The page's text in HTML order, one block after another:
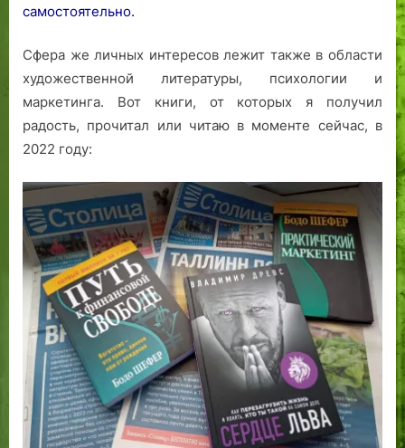
самостоятельно.
Сфера же личных интересов лежит также в области
художественной литературы, психологии и
маркетинга. Вот книги, от которых я получил
радость, прочитал или читаю в моменте сейчас, в
2022 году: